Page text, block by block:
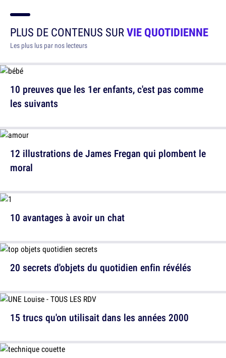
PLUS DE CONTENUS SURVIE QUOTIDIENNE
Les plus lus par nos lecteurs
10 preuves que les 1er enfants, c'est pas comme
les suivants
10 avantages à avoir un chat
15 trucs qu'on utilisait dans les années 2000
12 illustrations de James Fregan qui plombent le
moral
20 secrets d'objets du quotidien enfin révélés